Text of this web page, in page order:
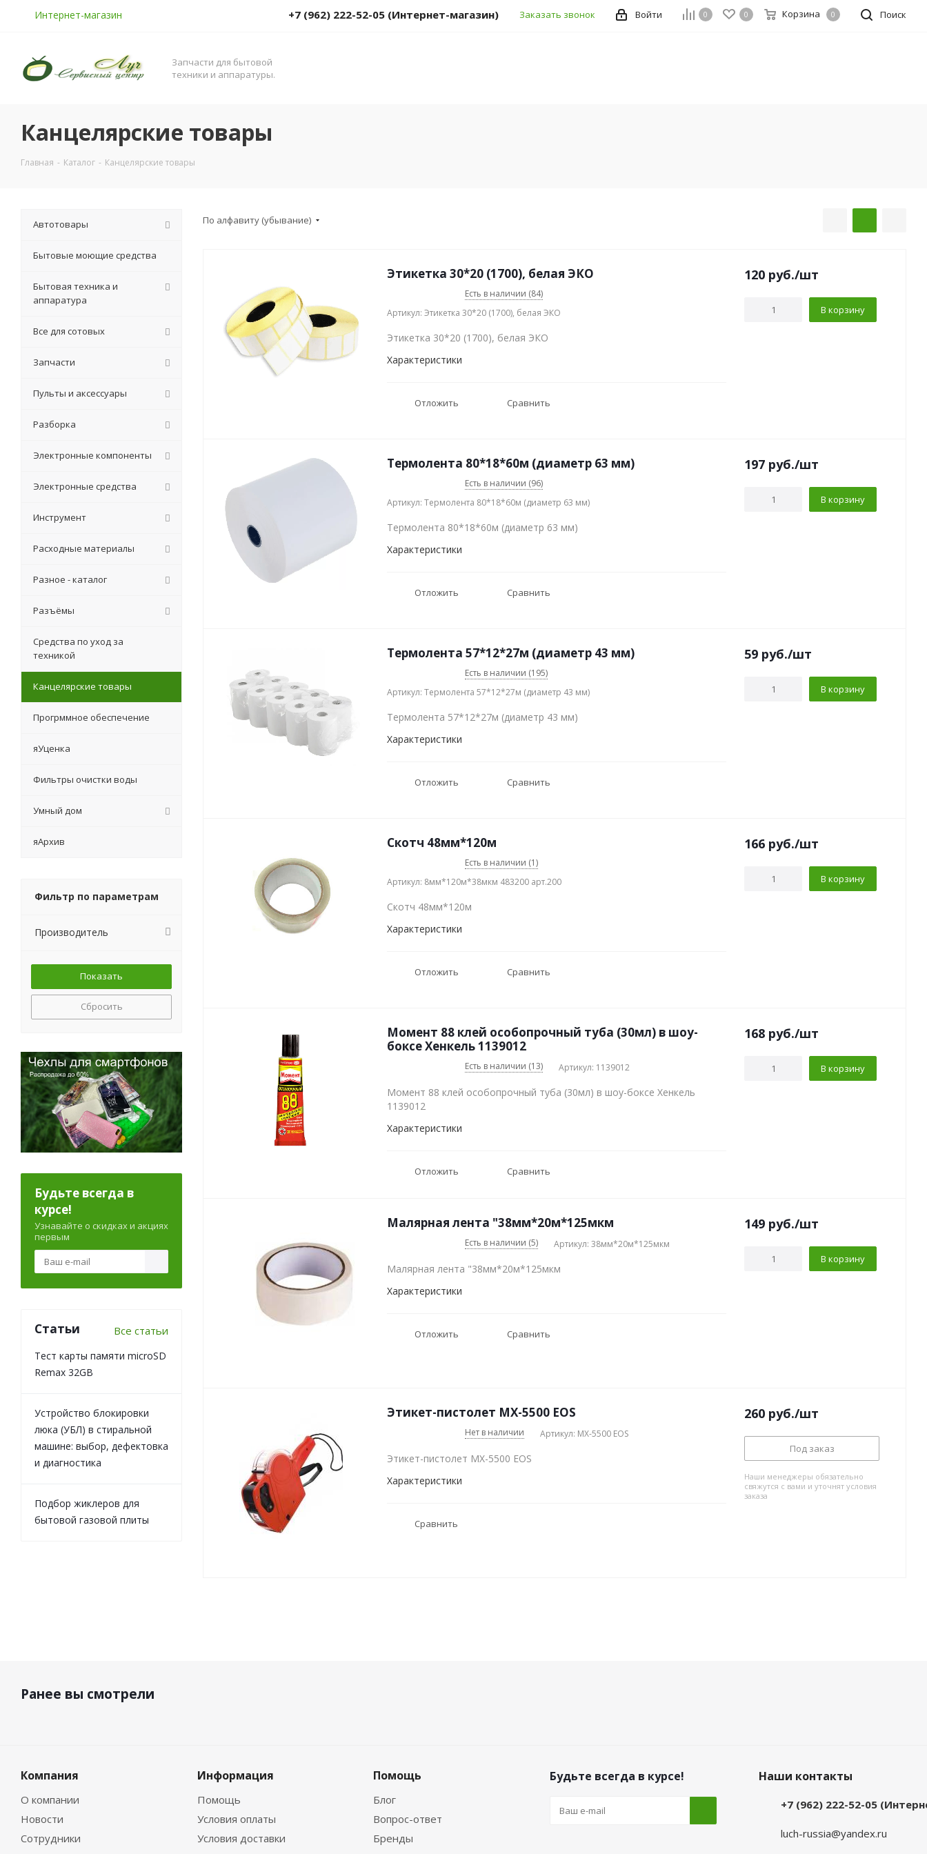
Интернет-магазин Поиск
0 0 Корзина 0
Войти
+7 (962) 222-52-05 (Интернет-магазин) Заказать звонок
Запчасти для бытовой
техники и аппаратуры.
Канцелярские товары
Главная - Каталог - Канцелярские товары
По алфавиту (убывание)
Этикетка 30*20 (1700), белая ЭКО
Есть в наличии (84)
Артикул: Этикетка 30*20 (1700), белая ЭКО
Этикетка 30*20 (1700), белая ЭКО
Характеристики
Отложить Сравнить
120 руб./шт
В корзину
Термолента 80*18*60м (диаметр 63 мм)
Есть в наличии (96)
Артикул: Термолента 80*18*60м (диаметр 63 мм)
Термолента 80*18*60м (диаметр 63 мм)
Характеристики
Отложить Сравнить
197 руб./шт
В корзину
Термолента 57*12*27м (диаметр 43 мм)
Есть в наличии (195)
Артикул: Термолента 57*12*27м (диаметр 43 мм)
Термолента 57*12*27м (диаметр 43 мм)
Характеристики
Отложить Сравнить
59 руб./шт
В корзину
Скотч 48мм*120м
Есть в наличии (1)
Артикул: 8мм*120м*38мкм 483200 арт.200
Скотч 48мм*120м
Характеристики
Отложить Сравнить
166 руб./шт
В корзину
Момент 88 клей особопрочный туба (30мл) в шоу-
боксе Хенкель 1139012
Есть в наличии (13) Артикул: 1139012
Момент 88 клей особопрочный туба (30мл) в шоу-боксе Хенкель
1139012
Характеристики
Отложить Сравнить
168 руб./шт
В корзину
Малярная лента "38мм*20м*125мкм
Есть в наличии (5) Артикул: 38мм*20м*125мкм
Малярная лента "38мм*20м*125мкм
Характеристики
Отложить Сравнить
149 руб./шт
В корзину
Этикет-пистолет MX-5500 EOS
Нет в наличии Артикул: MX-5500 EOS
Этикет-пистолет MX-5500 EOS
Характеристики
Сравнить
260 руб./шт
Под заказ
Наши менеджеры обязательно
свяжутся с вами и уточнят условия
заказа
Автотовары
Бытовые моющие средства
Бытовая техника и
аппаратура
Все для сотовых
Запчасти
Пульты и аксессуары
Разборка
Электронные компоненты
Электронные средства
Инструмент
Расходные материалы
Разное - каталог
Разъёмы
Средства по уход за
техникой
Канцелярские товары
Прогрммное обеспечение
яУценка
Фильтры очистки воды
Умный дом
яАрхив
Фильтр по параметрам
Производитель
Сбросить
Будьте всегда в
курсе!
Узнавайте о скидках и акциях
первым
Статьи Все статьи
Тест карты памяти microSD
Remax 32GB
Устройство блокировки
люка (УБЛ) в стиральной
машине: выбор, дефектовка
и диагностика
Подбор жиклеров для
бытовой газовой плиты
Ранее вы смотрели
Компания
О компании
Новости
Сотрудники
Информация
Помощь
Условия оплаты
Условия доставки
Помощь
Блог
Вопрос-ответ
Бренды
Будьте всегда в курсе! Наши контакты
+7 (962) 222-52-05
luch-russia@yandex.ru